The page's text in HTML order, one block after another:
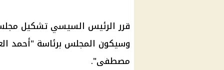
قرر الرئيس السيسي تشكيل
وسيكون المجلس برئاسة "أحمد
مصطفى".